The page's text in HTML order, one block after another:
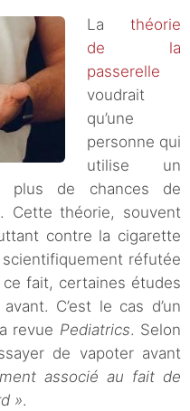
La théorie
de la
passerelle
voudrait
qu’une
personne qui
utilise un
plus de chances de
Cette théorie, souvent
contre la cigarette
réfutée
fait, certaines études
C’est le cas d’un
revue Pediatrics. Selon
de vapoter avant
associé au fait de
».